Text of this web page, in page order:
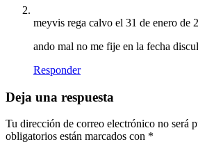
meyvis rega calvo el 31 de enero de
ando mal no me fije en la fecha
Responder
Deja una respuesta
Tu dirección de correo electrónico no será
obligatorios están marcados con *